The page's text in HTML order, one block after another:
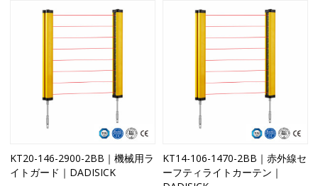
KT20-146-2900-2BB｜機械用ラ
イトガード｜DADISICK
KT14-106-1470-2BB｜赤外線セ
ーフティライトカーテン｜